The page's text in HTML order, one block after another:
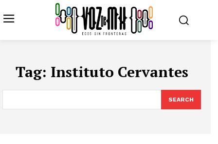
Tag: Instituto Cervantes
SEARCH